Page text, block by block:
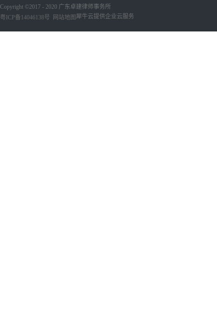
Copyright ©2017 - 2020 广东卓建律师事务所
粤ICP备14046138号 网站地图 犀牛云提供企业云服务